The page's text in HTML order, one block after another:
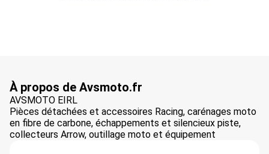
À propos de Avsmoto.fr
AVSMOTO EIRL
Pièces détachées et accessoires Racing, carénages moto
en fibre de carbone, échappements et silencieux piste,
collecteurs Arrow, outillage moto et équipement